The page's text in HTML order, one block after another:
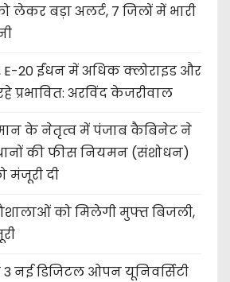
लेकर बड़ा अलर्ट, 7 जिलों में भारी
E-20 ईंधन में अधिक क्लोराइड और
प्रभावित: अरविंद केजरीवाल
के नेतृत्व में पंजाब कैबिनेट ने
की फीस नियमन (संशोधन)
मंजूरी दी
को मिलेगी मुफ्त बिजली,
नई डिजिटल ओपन यूनिवर्सिटी